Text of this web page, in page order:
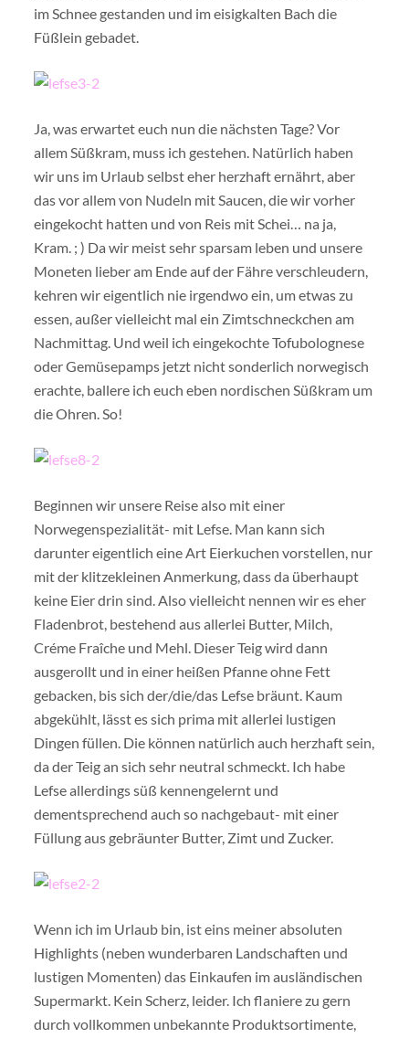
im Schnee gestanden und im eisigkalten Bach die
Füßlein gebadet.
Ja, was erwartet euch nun die nächsten Tage? Vor
allem Süßkram, muss ich gestehen. Natürlich haben
wir uns im Urlaub selbst eher herzhaft ernährt, aber
das vor allem von Nudeln mit Saucen, die wir vorher
eingekocht hatten und von Reis mit Schei… na ja,
Kram. ; ) Da wir meist sehr sparsam leben und unsere
Moneten lieber am Ende auf der Fähre verschleudern,
kehren wir eigentlich nie irgendwo ein, um etwas zu
essen, außer vielleicht mal ein Zimtschneckchen am
Nachmittag. Und weil ich eingekochte Tofubolognese
oder Gemüsepamps jetzt nicht sonderlich norwegisch
erachte, ballere ich euch eben nordischen Süßkram um
die Ohren. So!
Beginnen wir unsere Reise also mit einer
Norwegenspezialität- mit Lefse. Man kann sich
darunter eigentlich eine Art Eierkuchen vorstellen, nur
mit der klitzekleinen Anmerkung, dass da überhaupt
keine Eier drin sind. Also vielleicht nennen wir es eher
Fladenbrot, bestehend aus allerlei Butter, Milch,
Créme Fraîche und Mehl. Dieser Teig wird dann
ausgerollt und in einer heißen Pfanne ohne Fett
gebacken, bis sich der/die/das Lefse bräunt. Kaum
abgekühlt, lässt es sich prima mit allerlei lustigen
Dingen füllen. Die können natürlich auch herzhaft sein,
da der Teig an sich sehr neutral schmeckt. Ich habe
Lefse allerdings süß kennengelernt und
dementsprechend auch so nachgebaut- mit einer
Füllung aus gebräunter Butter, Zimt und Zucker.
Wenn ich im Urlaub bin, ist eins meiner absoluten
Highlights (neben wunderbaren Landschaften und
lustigen Momenten) das Einkaufen im ausländischen
Supermarkt. Kein Scherz, leider. Ich flaniere zu gern
durch vollkommen unbekannte Produktsortimente,